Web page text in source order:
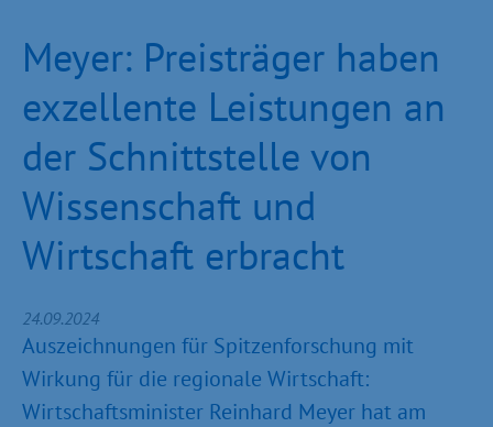
Meyer: Preisträger haben
exzellente Leistungen an
der Schnittstelle von
Wissenschaft und
Wirtschaft erbracht
24.09.2024
Auszeichnungen für Spitzenforschung mit
Wirkung für die regionale Wirtschaft:
Wirtschaftsminister Reinhard Meyer hat am